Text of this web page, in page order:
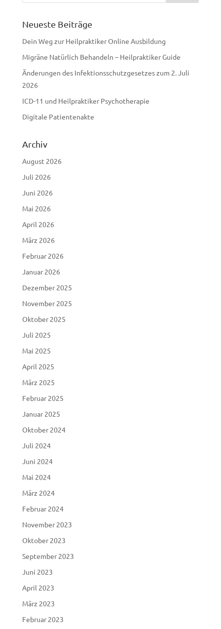
Neueste Beiträge
Dein Weg zur Heilpraktiker Online Ausbildung
Migräne Natürlich Behandeln – Heilpraktiker Guide
Änderungen des Infektionsschutzgesetzes zum 2. Juli
2026
ICD-11 und Heilpraktiker Psychotherapie
Digitale Patientenakte
Archiv
August 2026
Juli 2026
Juni 2026
Mai 2026
April 2026
März 2026
Februar 2026
Januar 2026
Dezember 2025
November 2025
Oktober 2025
Juli 2025
Mai 2025
April 2025
März 2025
Februar 2025
Januar 2025
Oktober 2024
Juli 2024
Juni 2024
Mai 2024
März 2024
Februar 2024
November 2023
Oktober 2023
September 2023
Juni 2023
April 2023
März 2023
Februar 2023